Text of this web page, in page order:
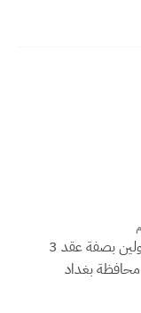
اسماء المقبولين بصفة عقد 3
بغداد